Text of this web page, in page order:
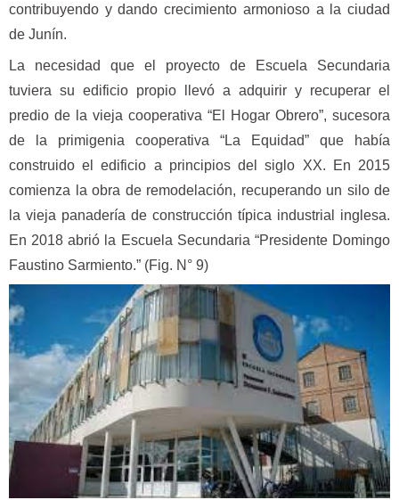
contribuyendo y dando crecimiento armonioso a la ciudad
de Junín.
La necesidad que el proyecto de Escuela Secundaria
tuviera su edificio propio llevó a adquirir y recuperar el
predio de la vieja cooperativa “El Hogar Obrero”, sucesora
de la primigenia cooperativa “La Equidad” que había
construido el edificio a principios del siglo XX. En 2015
comienza la obra de remodelación, recuperando un silo de
la vieja panadería de construcción típica industrial inglesa.
En 2018 abrió la Escuela Secundaria “Presidente Domingo
Faustino Sarmiento.” (Fig. N° 9)